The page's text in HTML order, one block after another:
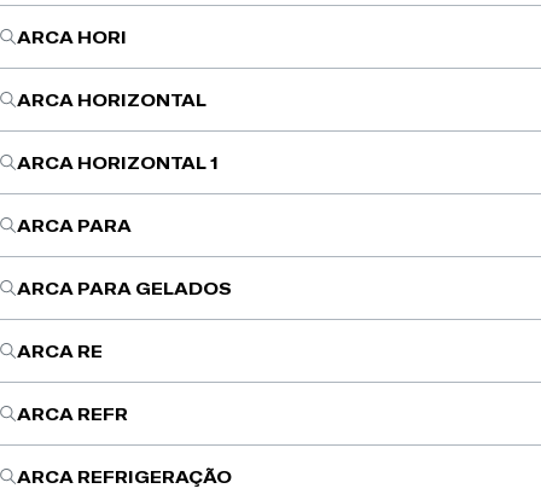
ARCA HORI
ARCA HORIZONTAL
ARCA HORIZONTAL 1
ARCA PARA
ARCA PARA GELADOS
ARCA RE
ARCA REFR
ARCA REFRIGERAÇÃO